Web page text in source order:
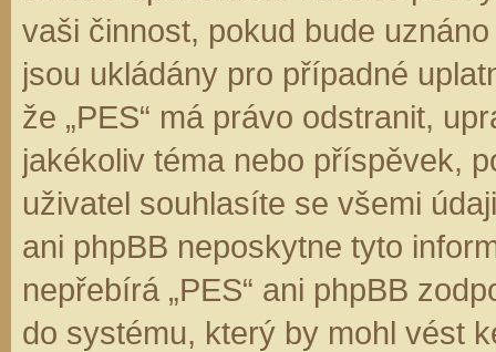
vaši činnost, pokud bude
jsou ukládány pro případné
že „PES“ má právo odstranit,
jakékoliv téma nebo příspěvek,
uživatel souhlasíte se všemi
ani phpBB neposkytne tyto
nepřebírá „PES“ ani phpBB
do systému, který by mohl vést